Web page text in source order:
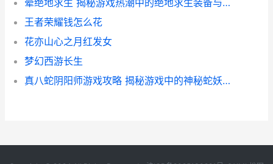
王者荣耀钱怎么花
花亦山心之月红发女
梦幻西游长生
真八蛇阴阳师游戏攻略 揭秘游戏中的神秘蛇妖与阴阳师秘籍